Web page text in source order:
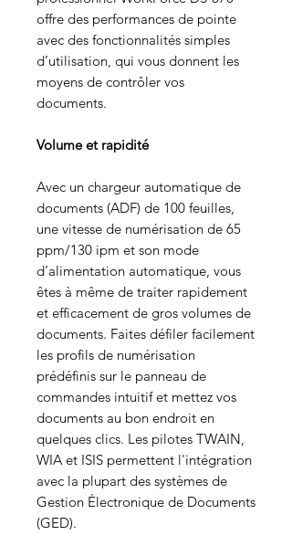
offre des performances de pointe
avec des fonctionnalités simples
d’utilisation, qui vous donnent les
moyens de contrôler vos
documents.
Volume et rapidité
Avec un chargeur automatique de
documents (ADF) de 100 feuilles,
une vitesse de numérisation de 65
ppm/130 ipm et son mode
d’alimentation automatique, vous
êtes à même de traiter rapidement
et efficacement de gros volumes de
documents. Faites défiler facilement
les profils de numérisation
prédéfinis sur le panneau de
commandes intuitif et mettez vos
documents au bon endroit en
quelques clics. Les pilotes TWAIN,
WIA et ISIS permettent l'intégration
avec la plupart des systèmes de
Gestion Électronique de Documents
(GED).